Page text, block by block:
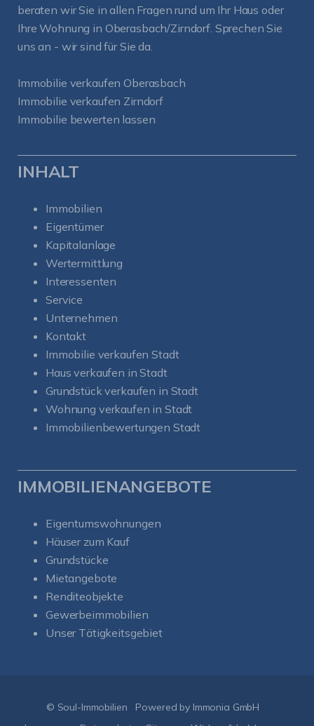
beraten wir Sie in allen Fragen rund um Ihr Haus oder
Ihre Wohnung in Oberasbach/Zirndorf. Sprechen Sie
uns an - wir sind für Sie da.
Immobilie verkaufen Oberasbach
Immobilie verkaufen Zirndorf
Immobilie bewerten lassen
INHALT
Immobilien
Eigentümer
Kapitalanlage
Wertermittlung
Interessenten
Service
Unternehmen
Kontakt
Immobilie verkaufen Stadt
Haus verkaufen in Stadt
Grundstück verkaufen in Stadt
Wohnung verkaufen in Stadt
Immobilienbewertungen Stadt
IMMOBILIENANGEBOTE
Eigentumswohnungen
Häuser zum Kauf
Grundstücke
Mietangebote
Renditeobjekte
Gewerbeimmobilien
Unser Tätigkeitsgebiet
© Soul-Immobilien
Powered by Immonia GmbH100
%